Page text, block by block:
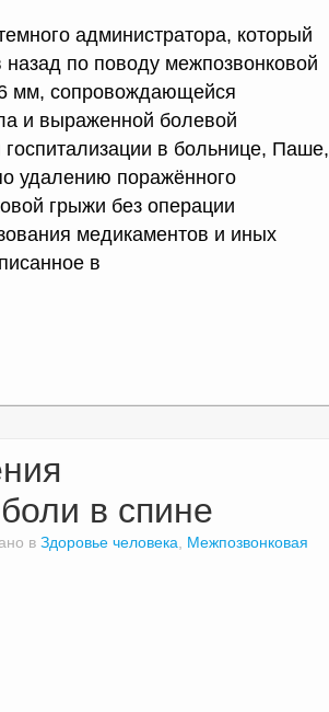
администратора, который
по поводу межпозвонковой
мм, сопровождающейся
и выраженной болевой
в больнице, Паше,
удалению поражённого
грыжи без операции
медикаментов и иных
в
в спине
в Здоровье человека
Межпозвонковая